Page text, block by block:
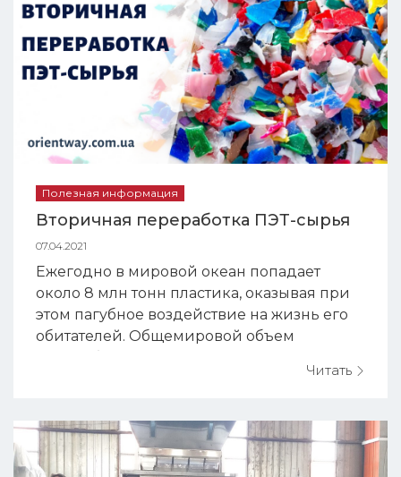
Полезная информация
Вторичная переработка ПЭТ-сырья
07.04.2021
Ежегодно в мировой океан попадает
около 8 млн тонн пластика, оказывая при
этом пагубное воздействие на жизнь его
обитателей. Общемировой объем
достигает 1 млн т/год. ПЭТ – легкий и
подходит для вторичной переработки.
Однако для использования
переработанного материала в качестве
Читать